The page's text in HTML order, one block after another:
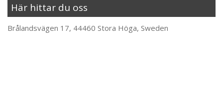
Här hittar du oss
Brålandsvägen 17, 44460 Stora Höga, Sweden